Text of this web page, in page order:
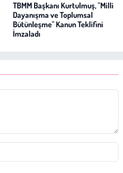
TBMM Başkanı Kurtulmuş, "Milli
Dayanışma ve Toplumsal
Bütünleşme" Kanun Teklifini
İmzaladı